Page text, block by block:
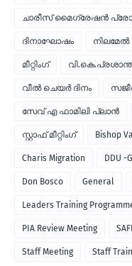
ചാരീസ് മൈഗ്രേഷന്‍
ദിനാഘോഷം നിലമേല്‍
മീറ്റിംഗ്
വീല്‍ ചെയര്‍ ദിനം
സേവ് എ ഫാമിലി പ്ലാന്‍
സ്റ്റാഫ് മീറ്റിംഗ് Bishop
Charis Migration DDU -
Don Bosco General
Leaders Training
PIA Review Meeting
Staff Meeting Staff